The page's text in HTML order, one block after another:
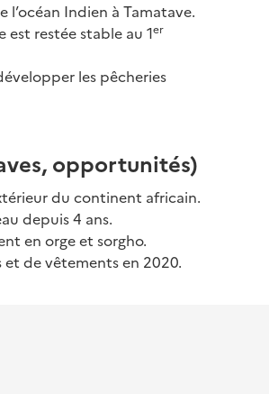
Indien à Tamatave.
restée stable au 1er
les pêcheries
opportunités)
du continent africain.
depuis 4 ans.
en orge et sorgho.
de vêtements en 2020.